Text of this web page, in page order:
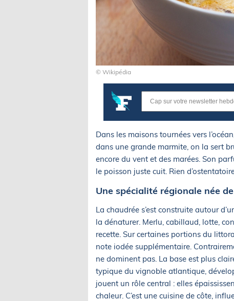
© Wikipédia
Dans les maisons tournées vers
dans une grande marmite, on la sert
encore du vent et des marées. Son
le poisson juste cuit. Rien
Une spécialité régionale née
La chaudrée s’est construite autour
la dénaturer. Merlu, cabillaud, lotte,
recette. Sur certaines portions du
note iodée supplémentaire.
ne dominent pas. La base est plus
typique du vignoble atlantique,
jouent un rôle central : elles
chaleur. C’est une cuisine de côte,